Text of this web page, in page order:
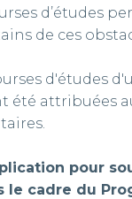
d’études
de ces
d'études
été attribuées
pour
le cadre du